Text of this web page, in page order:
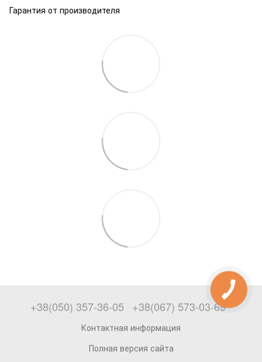
Гарантия от производителя
+38(050) 357-36-05 +38(067) 573-03-69
Контактная информация
Полная версия сайта